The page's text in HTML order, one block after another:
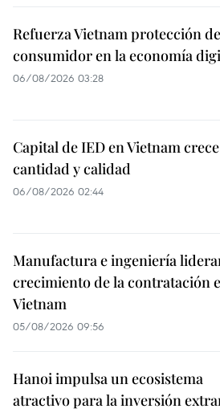
Refuerza Vietnam protección
consumidor en la economía
06/08/2026 03:28
Capital de IED en Vietnam
cantidad y calidad
06/08/2026 02:44
Manufactura e ingeniería
crecimiento de la contratación
Vietnam
05/08/2026 09:56
Hanoi impulsa un ecosistema
atractivo para la inversión